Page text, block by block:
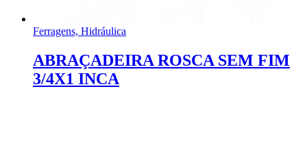
Ferragens, Hidráulica
ABRAÇADEIRA ROSCA SEM FIM
3/4X1 INCA